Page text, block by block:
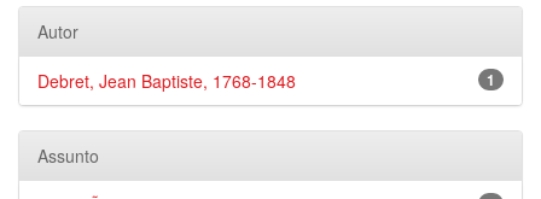
Autor
1
Debret, Jean Baptiste, 1768-1848
Assunto